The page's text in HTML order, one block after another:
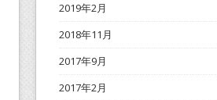
2019年2月
2018年11月
2017年9月
2017年2月